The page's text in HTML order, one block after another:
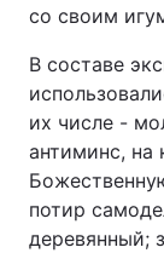
со своим
В составе
их числе -
антиминс, на
потир
деревянный;